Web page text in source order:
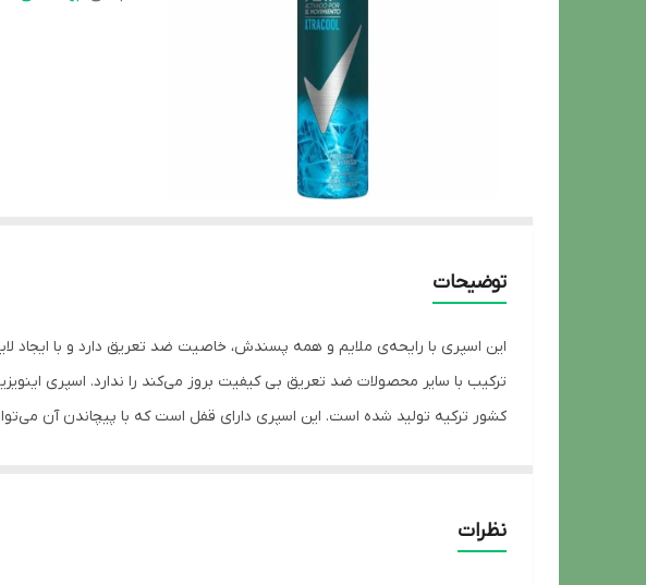
توضیحات
این اسپری با رایحه‌ی ملایم و همه پسندش، خاصیت ضد تعریق دارد و با ایجاد
کشور ترکیه تولید شده است. این اسپری دارای قفل است که با پیچاندن آن
عرق کردن می‌شوند. رکسونا در زمینه‌ی تولید محصولات بهداشتی مانند
تبدیل شده است؛ کیفیت و میزان محافظت محصولات ضد تعریق رکسونا باعث
نظرات